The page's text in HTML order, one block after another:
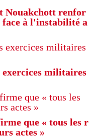
Nouakchott renfor
face à l'instabilité a
exercices militaires
que « tous les r
actes »